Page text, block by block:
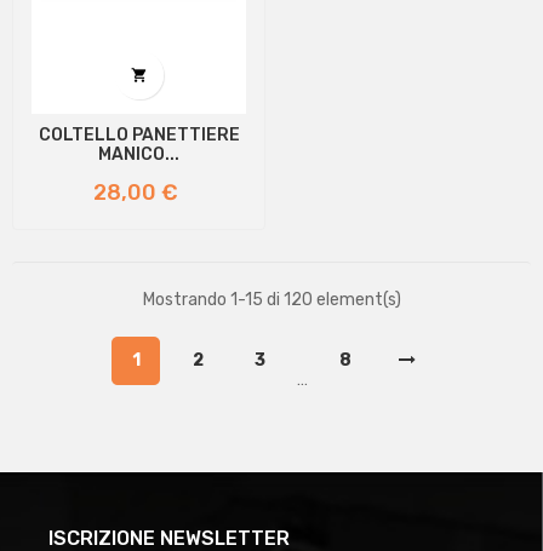

COLTELLO PANETTIERE
MANICO...
Prezzo
28,00 €
Mostrando 1-15 di 120 element(s)
1 2
3
…
8
ISCRIZIONE NEWSLETTER